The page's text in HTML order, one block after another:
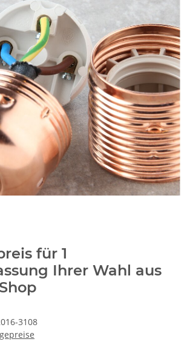
für 1
Ihrer Wahl aus
3108